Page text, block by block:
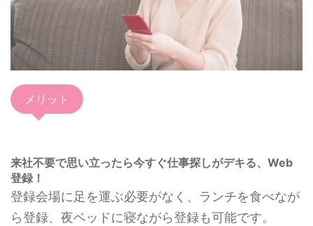
メリット
来社不要で思い立ったら今すぐ仕事探しがデキる、Web
登録！
登録会場に足を運ぶ必要がなく、ランチを食べなが
ら登録、夜ベッドに寝ながら登録も可能です。